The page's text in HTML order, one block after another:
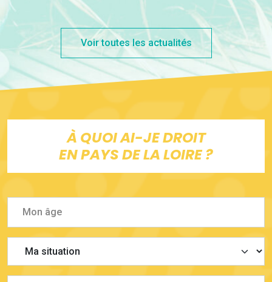
Voir toutes les actualités
À QUOI AI-JE DROIT
EN PAYS DE LA LOIRE ?